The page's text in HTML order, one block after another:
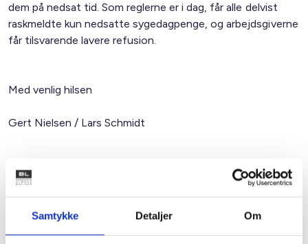
Samtykke Detaljer Om
dem på nedsat tid. Som reglerne er i dag, får alle delvist
raskmeldte kun nedsatte sygedagpenge, og arbejdsgiverne
får tilsvarende lavere refusion.
Med venlig hilsen
Gert Nielsen / Lars Schmidt
Relateret indhold Viden
BL INFORMERER